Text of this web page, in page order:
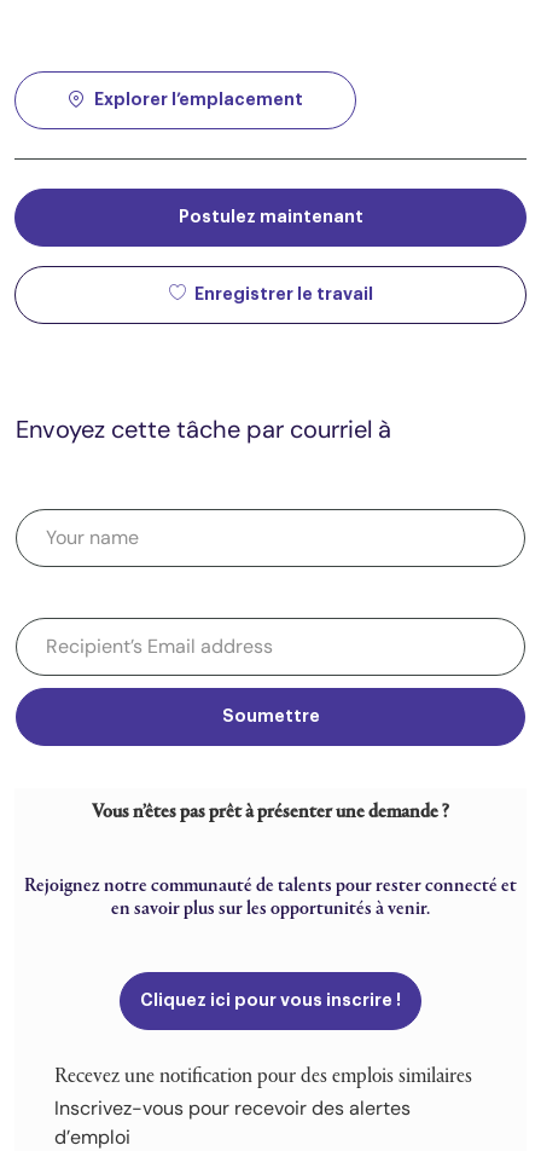
Explorer l’emplacement
Postulez maintenant
Enregistrer le travail
Envoyez cette tâche par courriel à
Soumettre
Vous n’êtes pas prêt à présenter une demande ?
Rejoignez notre communauté de talents pour rester connecté et
en savoir plus sur les opportunités à venir.
Cliquez ici pour vous inscrire !
Recevez une notification pour des emplois similaires
Inscrivez-vous pour recevoir des alertes
d’emploi